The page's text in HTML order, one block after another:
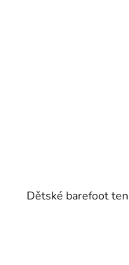
Dětské barefoot